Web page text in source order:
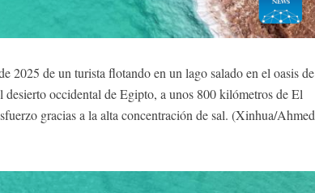
de un turista flotando en un lago salado en el oasis de
occidental de Egipto, a unos 800 kilómetros de El
gracias a la alta concentración de sal. (Xinhua/Ahmed